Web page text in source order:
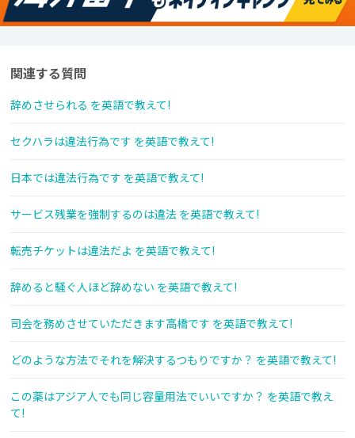
関連する質問
辞めさせられる を英語で教えて!
セクハラは違法行為です を英語で教えて!
日本では違法行為です を英語で教えて!
サービス残業を強制するのは違法 を英語で教えて!
転売チケットは違法だよ を英語で教えて!
辞めると騒ぐ人ほど辞めない を英語で教えて!
司会を務めさせていただきます高橋です を英語で教えて!
どのような方法でそれを解決するつもりですか？ を英語で教えて!
この薬はアジア人でも同じ容量用法でいいですか？ を英語で教え
て!